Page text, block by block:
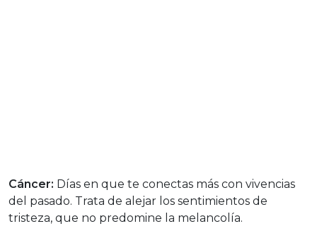
Cáncer: Días en que te conectas más con vivencias
del pasado. Trata de alejar los sentimientos de
tristeza, que no predomine la melancolía.